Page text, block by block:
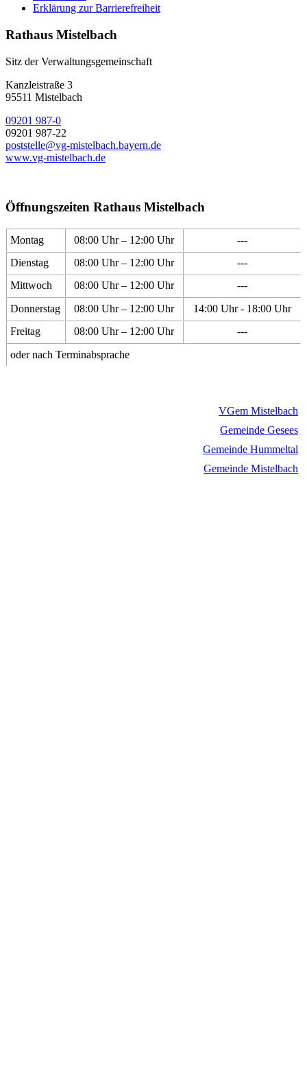
Erklärung zur Barrierefreiheit
Rathaus Mistelbach
Sitz der Verwaltungsgemeinschaft
Kanzleistraße 3
95511 Mistelbach
09201 987-0
09201 987-22
poststelle@vg-mistelbach.bayern.de
www.vg-mistelbach.de
Öffnungszeiten Rathaus Mistelbach
Montag 08:00 Uhr – 12:00 Uhr
---
Dienstag
08:00 Uhr – 12:00 Uhr
---
Mittwoch
08:00 Uhr – 12:00 Uhr
---
Donnerstag
08:00 Uhr – 12:00 Uhr
14:00 Uhr - 18:00 Uhr
Freitag
08:00 Uhr – 12:00 Uhr
---
oder nach Terminabsprache
VGem Mistelbach
Gemeinde Gesees
Gemeinde Hummeltal
Gemeinde Mistelbach